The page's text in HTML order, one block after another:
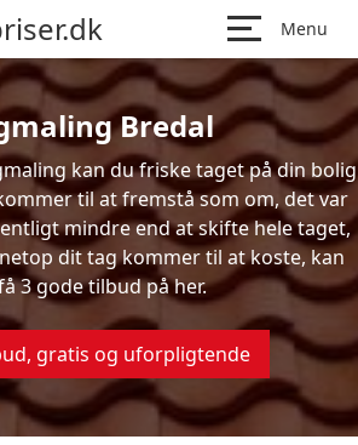
Menu
Bredal
kan du friske taget på din bolig
til at fremstå som om, det var
mindre end at skifte hele taget,
dit tag kommer til at koste, kan
3 gode tilbud på her.
gratis og uforpligtende